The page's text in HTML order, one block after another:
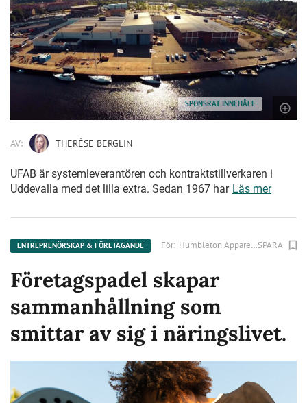
SPONSRAT INNEHÅLL
AV: THERÉSE BERGLIN
UFAB är systemleverantören och kontraktstillverkaren i
Uddevalla med det lilla extra. Sedan 1967 har Läs mer
ENTREPRENÖRSKAP & FÖRETAGANDE För: Humbleton Apparel ABSPARA
Företagspadel skapar
sammanhållning som
smittar av sig i näringslivet.